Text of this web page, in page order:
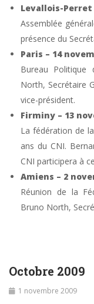
Levallois-Perret
Assemblée
présence du
Paris – 14
Bureau Politique
North, Secrétaire
vice-président.
Firminy – 13
La fédération de
ans du CNI.
CNI participera à
Amiens – 2
Réunion de la
Bruno North,
Octobre 2009
1 novembre 2009